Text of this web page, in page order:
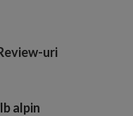
uri
alpin